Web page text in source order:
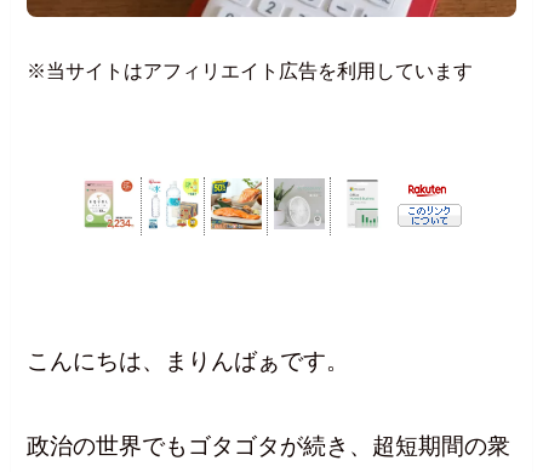
※当サイトはアフィリエイト広告を利用しています
こんにちは、まりんばぁです。
政治の世界でもゴタゴタが続き、超短期間の衆